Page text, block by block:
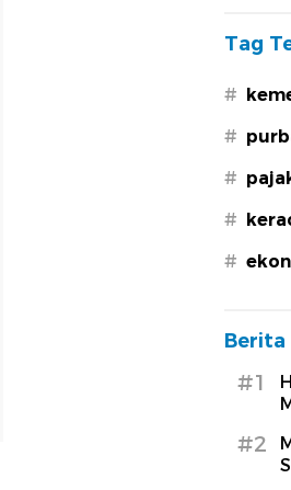
Tag
#
#
#
#
#
Berita
#1
#2